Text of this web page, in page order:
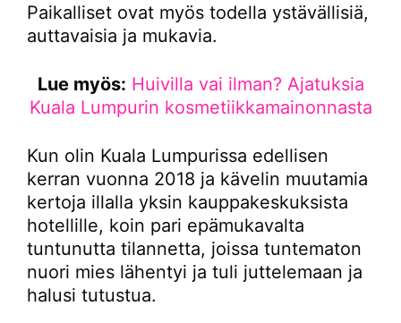
Paikalliset ovat myös todella ystävällisiä,
auttavaisia ja mukavia.
Lue myös: Huivilla vai ilman? Ajatuksia
Kuala Lumpurin kosmetiikkamainonnasta
Kun olin Kuala Lumpurissa edellisen
kerran vuonna 2018 ja kävelin muutamia
kertoja illalla yksin kauppakeskuksista
hotellille, koin pari epämukavalta
tuntunutta tilannetta, joissa tuntematon
nuori mies lähentyi ja tuli juttelemaan ja
halusi tutustua.